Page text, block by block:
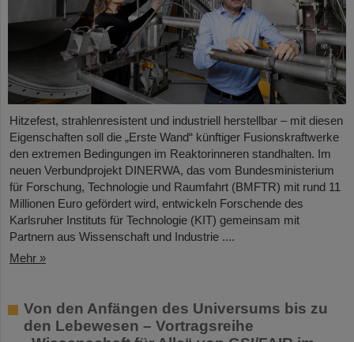
Hitzefest, strahlenresistent und industriell herstellbar – mit diesen
Eigenschaften soll die „Erste Wand“ künftiger Fusionskraftwerke
den extremen Bedingungen im Reaktorinneren standhalten. Im
neuen Verbundprojekt DINERWA, das vom Bundesministerium
für Forschung, Technologie und Raumfahrt (BMFTR) mit rund 11
Millionen Euro gefördert wird, entwickeln Forschende des
Karlsruher Instituts für Technologie (KIT) gemeinsam mit
Partnern aus Wissenschaft und Industrie ....
Mehr »
Von den Anfängen des Universums bis zu
den Lebewesen – Vortragsreihe